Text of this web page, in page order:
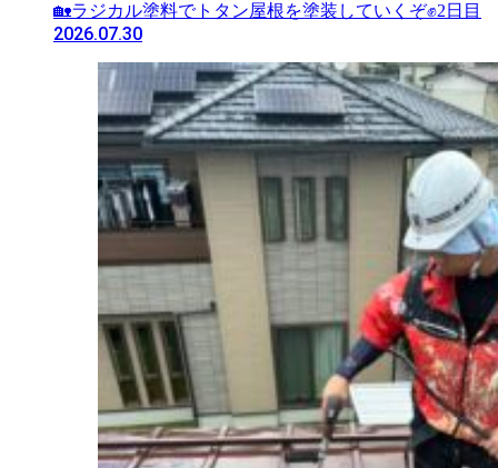
🏡ラジカル塗料でトタン屋根を塗装していくぞ✊2日目
2026.07.30